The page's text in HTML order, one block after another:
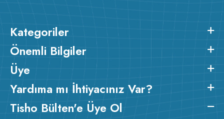
Kategoriler
Önemli Bilgiler
Üye
Yardıma mı İhtiyacınız Var?
Tisho Bülten'e Üye Ol